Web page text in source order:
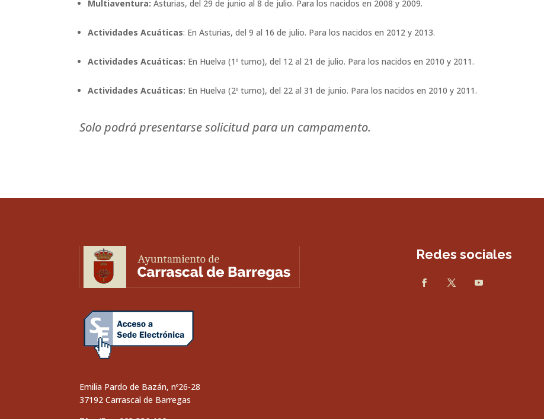
Multiaventura:Asturias, del 29 de junio al 8 de julio. Para los nacidos en 2008 y 2009.
Actividades Acuáticas: En Asturias, del 9 al 16 de julio. Para los nacidos en 2012 y 2013.
Actividades Acuáticas: En Huelva (1º turno), del 12 al 21 de julio. Para los nacidos en 2010 y 2011.
Actividades Acuáticas: En Huelva (2º turno), del 22 al 31 de junio. Para los nacidos en 2010 y 2011.
Solo podrá presentarse solicitud para un campamento.
Emilia Pardo de Bazán, nº26-28
37192 Carrascal de Barregas
Redes sociales